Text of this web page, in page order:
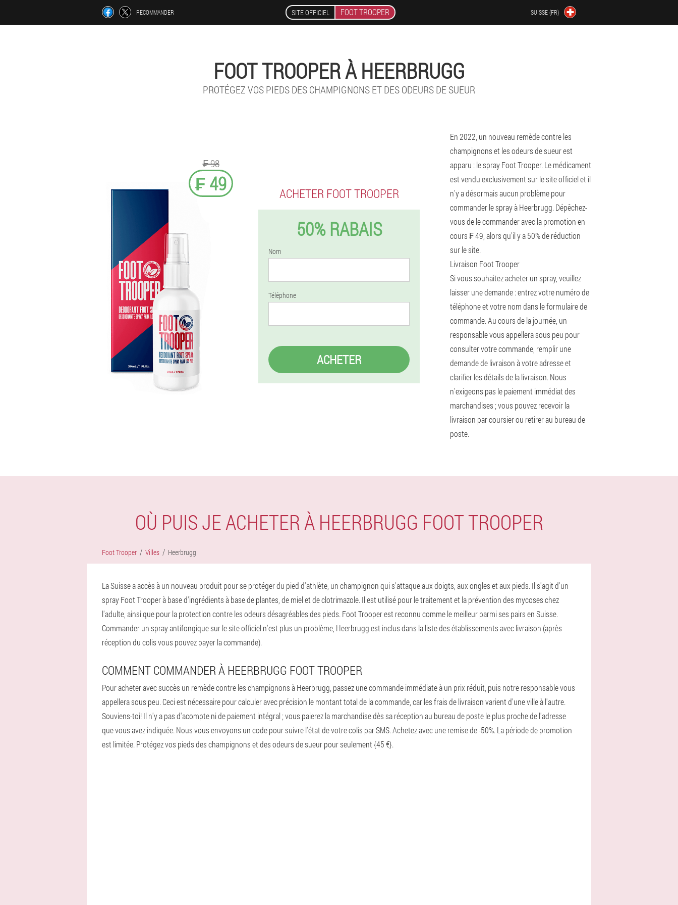
RECOMMANDER SITE OFFICIEL FOOT TROOPER SUISSE (FR)
FOOT TROOPER À HEERBRUGG
PROTÉGEZ VOS PIEDS DES CHAMPIGNONS ET DES ODEURS DE SUEUR
₣ 98
₣ 49 ACHETER FOOT TROOPER
50% RABAIS
Nom
Téléphone
ACHETER
En 2022, un nouveau remède contre les
champignons et les odeurs de sueur est
apparu : le spray Foot Trooper. Le médicament
est vendu exclusivement sur le site officiel et il
n'y a désormais aucun problème pour
commander le spray à Heerbrugg. Dépêchez-
vous de le commander avec la promotion en
cours ₣ 49, alors qu'il y a 50% de réduction
sur le site.
Livraison Foot Trooper
Si vous souhaitez acheter un spray, veuillez
laisser une demande : entrez votre numéro de
téléphone et votre nom dans le formulaire de
commande. Au cours de la journée, un
responsable vous appellera sous peu pour
consulter votre commande, remplir une
demande de livraison à votre adresse et
clarifier les détails de la livraison. Nous
n'exigeons pas le paiement immédiat des
marchandises ; vous pouvez recevoir la
livraison par coursier ou retirer au bureau de
poste.
OÙ PUIS JE ACHETER À HEERBRUGG FOOT TROOPER
Foot Trooper Villes Heerbrugg
La Suisse a accès à un nouveau produit pour se protéger du pied d'athlète, un champignon qui s'attaque aux doigts, aux ongles et aux pieds. Il s'agit d'un
spray Foot Trooper à base d'ingrédients à base de plantes, de miel et de clotrimazole. Il est utilisé pour le traitement et la prévention des mycoses chez
l'adulte, ainsi que pour la protection contre les odeurs désagréables des pieds. Foot Trooper est reconnu comme le meilleur parmi ses pairs en Suisse.
Commander un spray antifongique sur le site officiel n'est plus un problème, Heerbrugg est inclus dans la liste des établissements avec livraison (après
réception du colis vous pouvez payer la commande).
COMMENT COMMANDER À HEERBRUGG FOOT TROOPER
Pour acheter avec succès un remède contre les champignons à Heerbrugg, passez une commande immédiate à un prix réduit, puis notre responsable vous
appellera sous peu. Ceci est nécessaire pour calculer avec précision le montant total de la commande, car les frais de livraison varient d'une ville à l'autre.
Souviens-toi! Il n'y a pas d'acompte ni de paiement intégral ; vous paierez la marchandise dès sa réception au bureau de poste le plus proche de l'adresse
que vous avez indiquée. Nous vous envoyons un code pour suivre l'état de votre colis par SMS. Achetez avec une remise de -50%. La période de promotion
est limitée. Protégez vos pieds des champignons et des odeurs de sueur pour seulement {45 €}.